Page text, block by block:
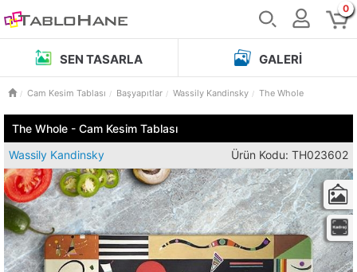
0
SEN TASARLA GALERI
Cam Kesim Tablası Başyapıtlar Wassily Kandinsky The Whole
The Whole - Cam Kesim Tablası
Wassily Kandinsky
Ürün Kodu: TH023602